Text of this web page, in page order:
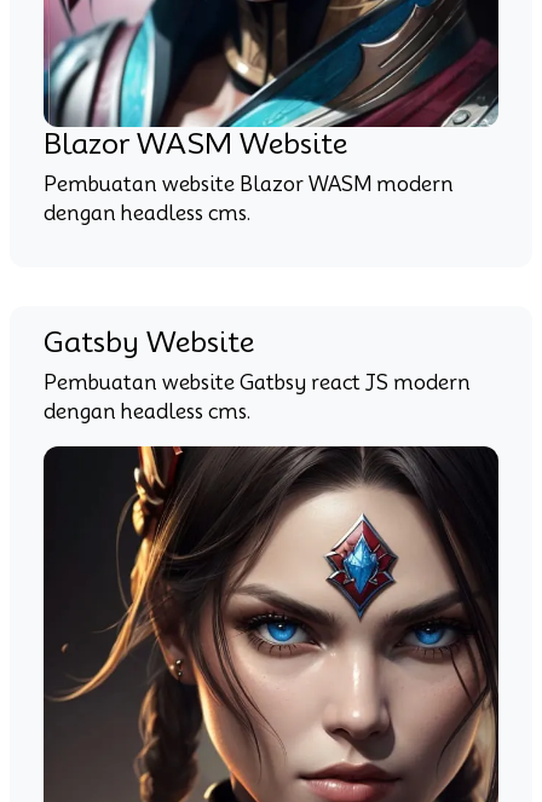
Blazor WASM Website
Pembuatan website Blazor WASM modern
dengan headless cms.
Gatsby Website
Pembuatan website Gatbsy react JS modern
dengan headless cms.